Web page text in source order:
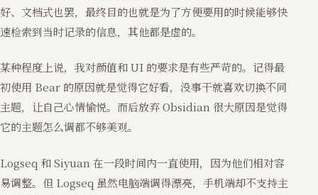
好、文档式也罢，最终目的也就是为了方便要用的时候能够快
速检索到当时记录的信息，其他都是虚的。
某种程度上说，我对颜值和 UI 的要求是有些严苛的。记得最
初使用 Bear 的原因就是觉得它好看，没事干就喜欢切换不同
主题，让自己心情愉悦。而后放弃 Obsidian 很大原因是觉得
它的主题怎么调都不够美观。
Logseq 和 Siyuan 在一段时间内一直使用，因为他们相对容
易调整。但 Logseq 虽然电脑端调得漂亮，手机端却不支持主